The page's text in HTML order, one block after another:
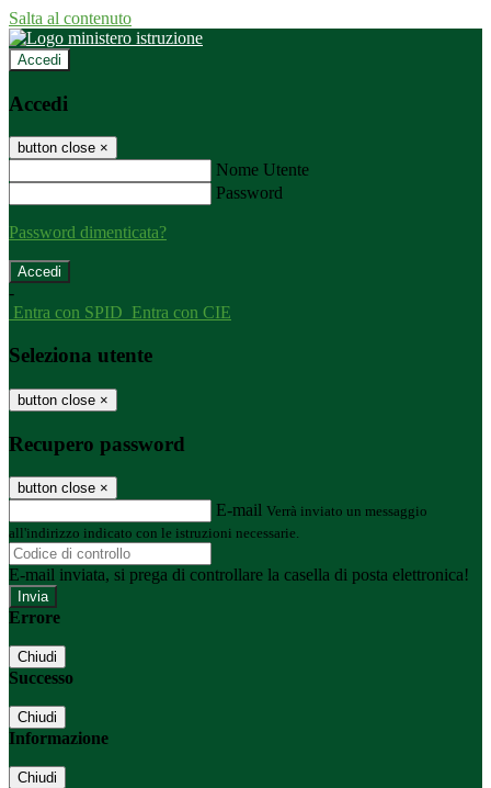
Salta al contenuto
Accedi
Accedi
button close ×
Nome Utente
Password
Password dimenticata?
-
Entra con SPID Entra con CIE
Seleziona utente
button close ×
Recupero password
button close ×
E-mail Verrà inviato un messaggio
all'indirizzo indicato con le istruzioni necessarie.
E-mail inviata, si prega di controllare la casella di posta elettronica!
Errore
Chiudi
Successo
Chiudi
Informazione
Chiudi